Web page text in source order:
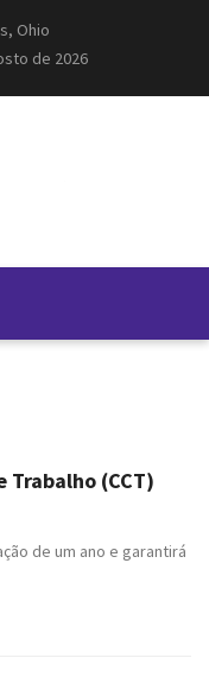
Ohio
de 2026
Trabalho (CCT)
de um ano e garantirá